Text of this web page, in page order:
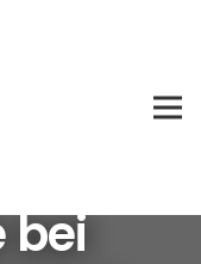
bei